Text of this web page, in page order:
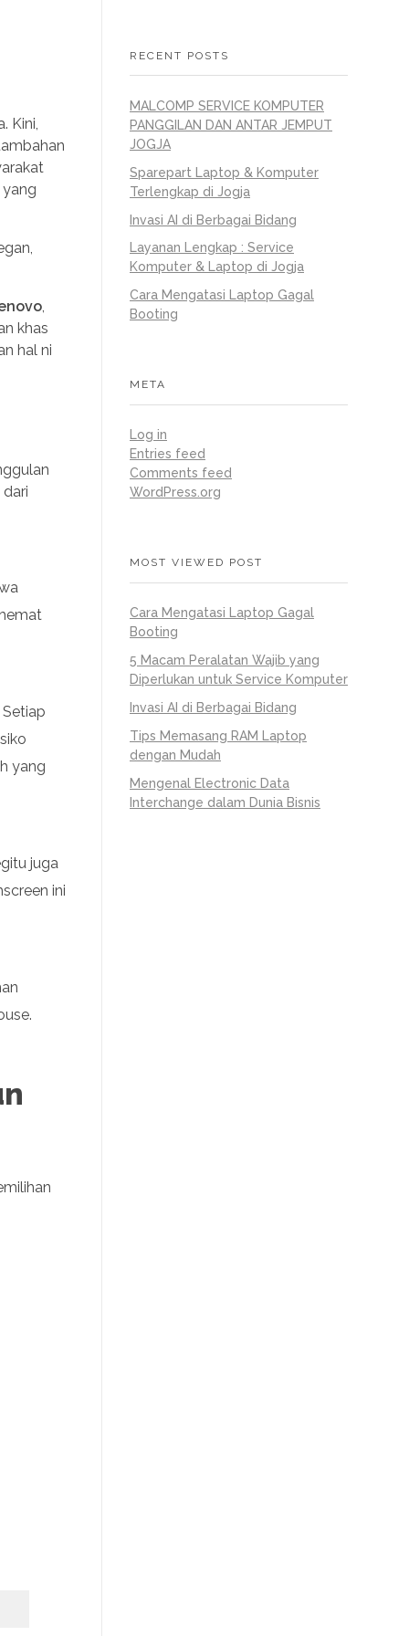
Kini,
khas
hal ni
yang
juga
ini
RECENT POSTS
MALCOMP SERVICE KOMPUTER
PANGGILAN DAN ANTAR JEMPUT
JOGJA
Sparepart Laptop & Komputer
Terlengkap di Jogja
Invasi AI di Berbagai Bidang
Layanan Lengkap : Service
Komputer & Laptop di Jogja
Cara Mengatasi Laptop Gagal
Booting
META
Log in
Entries feed
Comments feed
WordPress.org
MOST VIEWED POST
Cara Mengatasi Laptop Gagal
Booting
5 Macam Peralatan Wajib yang
Diperlukan untuk Service Komputer
Invasi AI di Berbagai Bidang
Tips Memasang RAM Laptop
dengan Mudah
Mengenal Electronic Data
Interchange dalam Dunia Bisnis